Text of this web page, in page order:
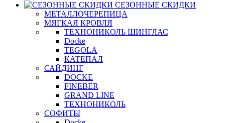
СЕЗОННЫЕ СКИДКИ
МЕТАЛЛОЧЕРЕПИЦА
МЯГКАЯ КРОВЛЯ
ТЕХНОНИКОЛЬ ШИНГЛАС
Docke
TEGOLA
КАТЕПАЛ
САЙДИНГ
DOCKE
FINEBER
GRAND LINE
ТЕХНОНИКОЛЬ
СОФИТЫ